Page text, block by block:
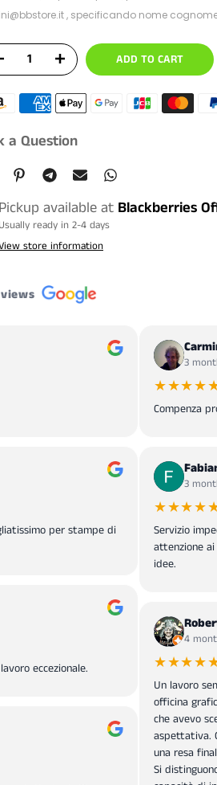
, specificando nome
ADD TO CART
a Question
Pickup available at Blackberries
Usually ready in 2-4 days
store information
per stampe di
eccezionale.
3
Compenza
3
Servizio
attenzione
idee.
4
Un lavoro
officina
che avevo
aspettativa.
una resa
Si